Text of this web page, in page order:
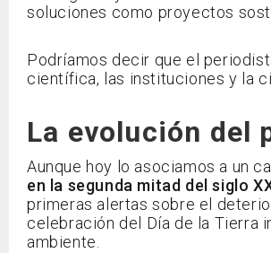
soluciones como proyectos
Podríamos decir que el
científica, las instituciones y la
La evolución del
Aunque hoy lo asociamos a un
en la segunda mitad del siglo
primeras alertas sobre el
celebración del Día de la Tierra
ambiente.